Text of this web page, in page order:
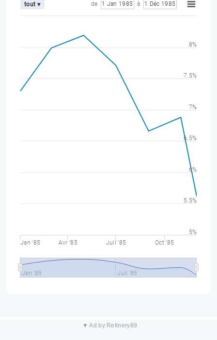
tout ▾ de 1 Jan 1985 à 1 Déc 1985
Jan '85 Avr '85 Juil '85 Oct '85
Jan '85 Juil '85
5%
5.5%
6%
6.5%
7%
7.5%
8%
▼ Ad by Refinery89